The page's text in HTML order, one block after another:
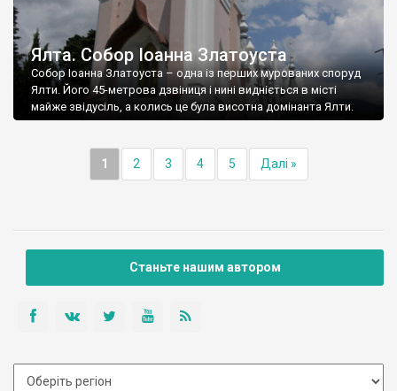
Ялта. Собор Іоанна Златоуста
Собор Іоанна Златоуста – одна із перших мурованих споруд
Ялти. Його 45-метрова дзвіниця і нині видніється в місті
майже звідусіль, а колись це була висотна домінанта Ялти.
1 2 3 4 5 Далі »
Станьте нашим автором